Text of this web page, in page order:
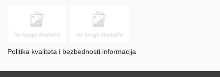
Politika kvaliteta i bezbednosti informacija